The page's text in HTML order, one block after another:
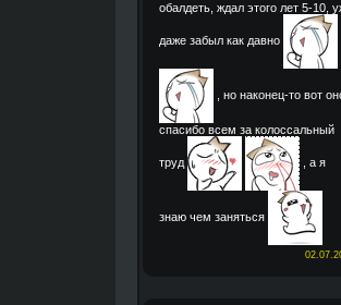
обалдеть, ждал этого лет 5-10,
даже забыл как давно
, но наконец-то вот
спасибо всем за колоссальный
труд , а я
знаю чем заняться